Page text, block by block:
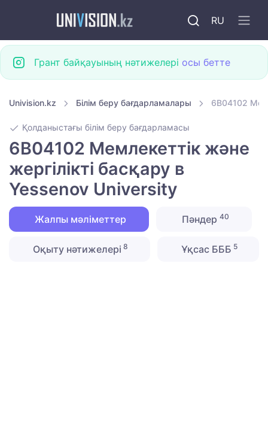
RU
Грант байқауының нәтижелері осы бетте
Univision.kz Білім беру бағдарламалары 6B04102
Қолданыстағы білім беру бағдарламасы
6B04102 Мемлекеттік және
жергілікті басқару в
Yessenov University
Жалпы мәліметтер Пәндер 40
Оқыту нәтижелері 8 Ұқсас БББ 5